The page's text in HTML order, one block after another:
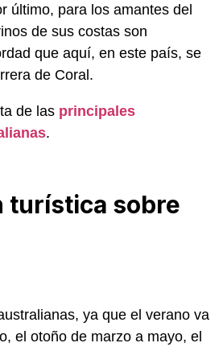
último, para los amantes del
de sus costas son
que aquí, en este país, se
de Coral.
de las principales
.
turística sobre
ya que el verano va
el otoño de marzo a mayo, el